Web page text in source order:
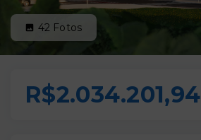
42 Fotos
R$2.034.201,94